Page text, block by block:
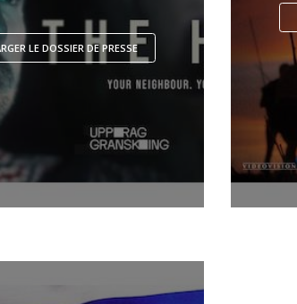
LE DOSSIER DE PRESSE